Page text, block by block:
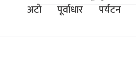
अटाे पूर्वाधार पर्यटन